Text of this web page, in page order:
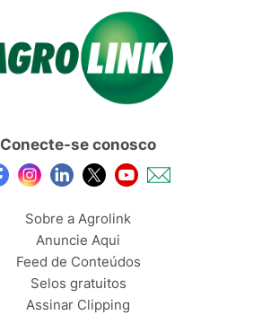
Conecte-se conosco
Sobre a Agrolink
Anuncie Aqui
Feed de Conteúdos
Selos gratuitos
Assinar Clipping